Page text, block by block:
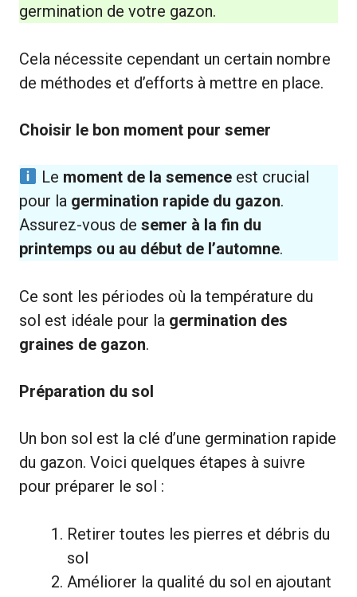
germination de votre gazon.
Cela nécessite cependant un certain nombre
de méthodes et d’efforts à mettre en place.
Choisir le bon moment pour semer
Le moment de la semenceest crucial
pour la germination rapide du gazon.
Assurez-vous de semer à la fin du
printemps ou au début de l’automne.
Ce sont les périodes où la température du
sol est idéale pour la germination des
graines de gazon.
Préparation du sol
Un bon sol est la clé d’une germination rapide
du gazon. Voici quelques étapes à suivre
pour préparer le sol :
Retirer toutes les pierres et débris du
sol
Améliorer la qualité du sol en ajoutant